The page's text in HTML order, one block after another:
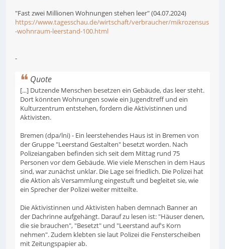
"Fast zwei Millionen Wohnungen stehen leer" (04.07.2024)
https://www.tagesschau.de/wirtschaft/verbraucher/mikrozensus
-wohnraum-leerstand-100.html
-
Quote
[...] Dutzende Menschen besetzen ein Gebäude, das leer steht.
Dort könnten Wohnungen sowie ein Jugendtreff und ein
Kulturzentrum entstehen, fordern die Aktivistinnen und
Aktivisten.
Bremen (dpa/lni) - Ein leerstehendes Haus ist in Bremen von
der Gruppe "Leerstand Gestalten" besetzt worden. Nach
Polizeiangaben befinden sich seit dem Mittag rund 75
Personen vor dem Gebäude. Wie viele Menschen in dem Haus
sind, war zunächst unklar. Die Lage sei friedlich. Die Polizei hat
die Aktion als Versammlung eingestuft und begleitet sie, wie
ein Sprecher der Polizei weiter mitteilte.
Die Aktivistinnen und Aktivisten haben demnach Banner an
der Dachrinne aufgehängt. Darauf zu lesen ist: "Häuser denen,
die sie brauchen", "Besetzt" und "Leerstand auf's Korn
nehmen". Zudem klebten sie laut Polizei die Fensterscheiben
mit Zeitungspapier ab.